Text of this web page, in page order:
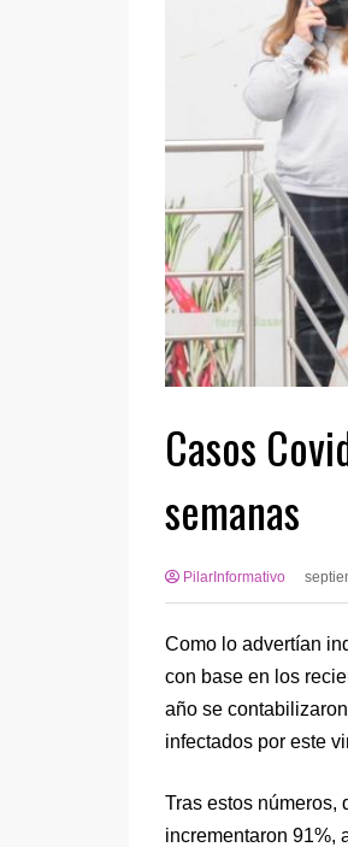
Casos
semanas
PilarInformativo
Como lo advertían
con base en los
año se
infectados por este
Tras estos números,
incrementaron 91%,